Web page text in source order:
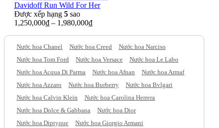
Davidoff Run Wild For Her
Được xếp hạng 5 sao
1,250,000₫ – 1,980,000₫
Nước hoa Chanel Nước hoa Creed
Nước hoa Narciso
Nước hoa Tom Ford
Nước hoa Versace
Nước hoa Le Labo
Nước hoa Acqua Di Parma
Nước hoa Afnan
Nước hoa Armaf
Nước hoa Azzaro
Nước hoa Burberry
Nước hoa Bvlgari
Nước hoa Calvin Klein
Nước hoa Carolina Herrera
Nước hoa Dolce & Gabbana
Nước hoa Dior
Nước hoa Diptyque
Nước hoa Giorgio Armani